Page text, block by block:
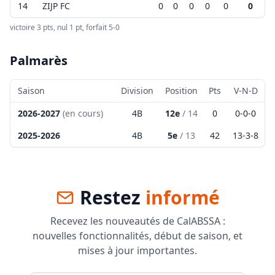
14
ZIJP FC 0 0 0 0 0 0
victoire 3 pts, nul 1 pt, forfait 5-0
Palmarès
Saison Division Position Pts
V-N-D
2026-2027 (en cours) 4B 12e/ 14 0 0-0-0
2025-2026
4B 5e/ 13 42 13-3-8
Restez informé
Recevez les nouveautés de CalABSSA :
nouvelles fonctionnalités, début de saison, et
mises à jour importantes.